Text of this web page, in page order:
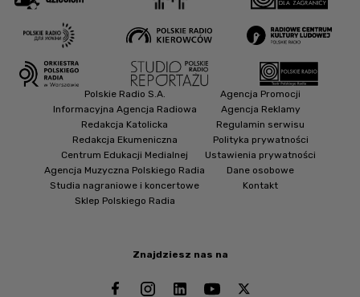
Znajdziesz nas na
Polskie Radio S.A.
Informacyjna Agencja Radiowa
Redakcja Katolicka
Redakcja Ekumeniczna
Centrum Edukacji Medialnej
Agencja Muzyczna Polskiego Radia
Studia nagraniowe i koncertowe
Sklep Polskiego Radia
Agencja Promocji
Agencja Reklamy
Regulamin serwisu
Polityka prywatności
Ustawienia prywatności
Dane osobowe
Kontakt